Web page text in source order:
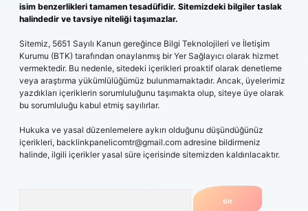
isim benzerlikleri tamamen tesadüfidir. Sitemizdeki bilgiler taslak
halindedir ve tavsiye niteliği taşımazlar.
Sitemiz, 5651 Sayılı Kanun gereğince Bilgi Teknolojileri ve İletişim
Kurumu (BTK) tarafından onaylanmış bir Yer Sağlayıcı olarak hizmet
vermektedir. Bu nedenle, sitedeki içerikleri proaktif olarak denetleme
veya araştırma yükümlülüğümüz bulunmamaktadır. Ancak, üyelerimiz
yazdıkları içeriklerin sorumluluğunu taşımakta olup, siteye üye olarak
bu sorumluluğu kabul etmiş sayılırlar.
Hukuka ve yasal düzenlemelere aykırı olduğunu düşündüğünüz
içerikleri, backlinkpanelicomtr@gmail.com adresine bildirmeniz
halinde, ilgili içerikler yasal süre içerisinde sitemizden kaldırılacaktır.